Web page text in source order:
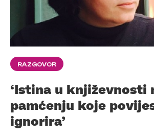
RAZGOVOR
‘Istina u književnosti
pamćenju koje
ignorira’